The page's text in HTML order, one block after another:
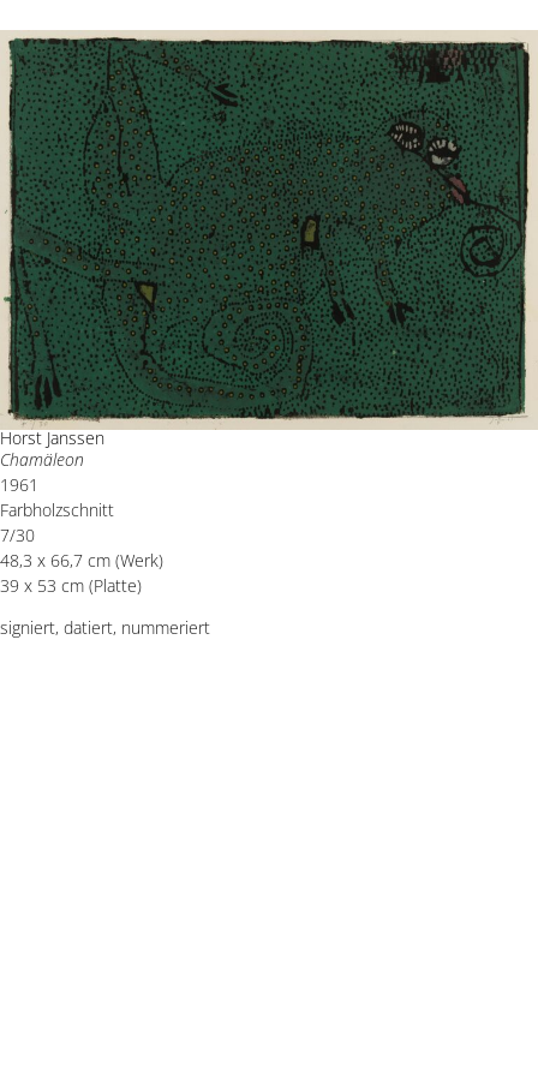
Horst Janssen
Chamäleon
1961
Farbholzschnitt
7/30
48,3 x 66,7 cm (Werk)
39 x 53 cm (Platte)
signiert, datiert, nummeriert